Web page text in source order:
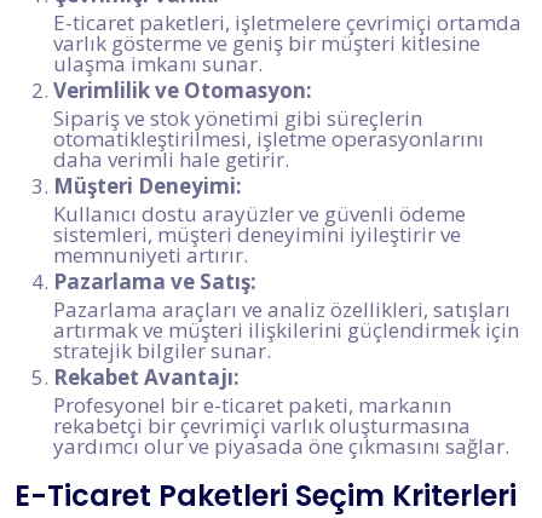
E-ticaret paketleri, işletmelere çevrimiçi ortamda
varlık gösterme ve geniş bir müşteri kitlesine
ulaşma imkanı sunar.
Verimlilik ve Otomasyon:
Sipariş ve stok yönetimi gibi süreçlerin
otomatikleştirilmesi, işletme operasyonlarını
daha verimli hale getirir.
Müşteri Deneyimi:
Kullanıcı dostu arayüzler ve güvenli ödeme
sistemleri, müşteri deneyimini iyileştirir ve
memnuniyeti artırır.
Pazarlama ve Satış:
Pazarlama araçları ve analiz özellikleri, satışları
artırmak ve müşteri ilişkilerini güçlendirmek için
stratejik bilgiler sunar.
Rekabet Avantajı:
Profesyonel bir e-ticaret paketi, markanın
rekabetçi bir çevrimiçi varlık oluşturmasına
yardımcı olur ve piyasada öne çıkmasını sağlar.
E-Ticaret Paketleri Seçim Kriterleri